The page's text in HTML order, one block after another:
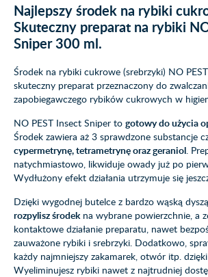
Najlepszy środek na rybiki
Skuteczny preparat na rybiki
Sniper 300 ml.
Środek na rybiki cukrowe (srebrzyki) NO
skuteczny preparat przeznaczony do
zapobiegawczego rybików cukrowych w
NO PEST Insect Sniper to gotowy do użycia
Środek zawiera aż 3 sprawdzone substancje
cypermetrynę, tetrametrynę oraz geraniol.
natychmiastowo, likwiduje owady już po
Wydłużony efekt działania utrzymuje się
Dzięki wygodnej butelce z bardzo wąską dyszą
rozpylisz środekna wybrane powierzchnie, a
kontaktowe działanie preparatu, nawet
zauważone rybiki i srebrzyki. Dodatkowo,
każdy najmniejszy zakamarek, otwór itp.
Wyeliminujesz rybiki nawet z najtrudniej